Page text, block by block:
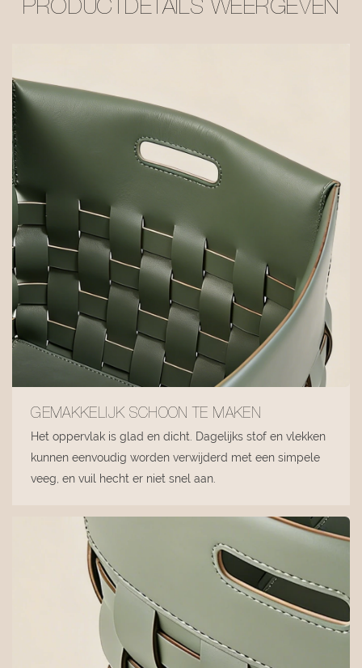
PRODUCTDETAILS WEERGEVEN
GEMAKKELIJK SCHOON TE MAKEN
Het oppervlak is glad en dicht. Dagelijks stof en vlekken
kunnen eenvoudig worden verwijderd met een simpele
veeg, en vuil hecht er niet snel aan.